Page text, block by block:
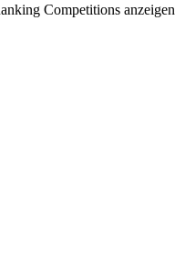
Competitions anzeigen